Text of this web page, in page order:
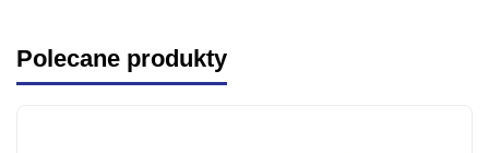
Polecane produkty